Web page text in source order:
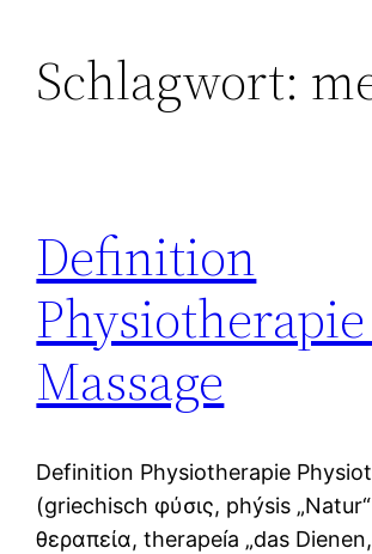
Schlagwort:
Definition
Massage
Definition Physiotherapie
(griechisch φύσις, phýsis
θεραπεία, therapeía „das